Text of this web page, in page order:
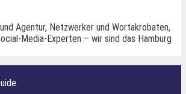
Agentur, Netzwerker und Wortakrobaten,
Media-Experten – wir sind das Hamburg